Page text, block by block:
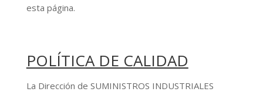
esta página.
POLÍTICA DE CALIDAD
La Dirección de SUMINISTROS INDUSTRIALES